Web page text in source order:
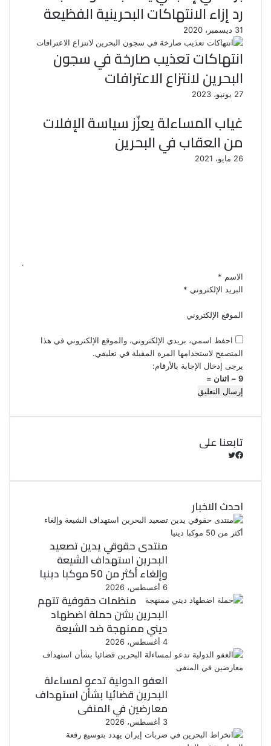
رد إزاء الانتهاكات البحرينية الفظيعة
31 ديسمبر، 2020
انتهاكات تعذيب صارخة في سجون
البحرين لانتزاع الاعترافات
27 يونيو، 2023
غياب المساءلة يعزّز سياسة الإفلات
من العقاب في البحرين
26 مايو، 2021
الاسم *
البريد الإلكتروني *
الموقع الإلكتروني
احفظ اسمي، بريدي الإلكتروني، والموقع الإلكتروني في هذا
المتصفح لاستخدامها المرة المقبلة في تعليقي.
يرجى إدخال الإجابة بالأرقام:
9 − اثنان =
تابعنا على
ف
س
و
ك
ي
ر
احدث الاخبار
منتدى حقوقي يدين تصعيد
البحرين استهداف الشيعة
وإلغاء أكثر من 50 موكبا دينيا
6 أغسطس، 2026
منظمات حقوقية تتهم
البحرين بشن حملة اضطهاد
ديني ممنهجة ضد الشيعة
4 أغسطس، 2026
العفو الدولية تدعو لمساءلة
البحرين قضائيا بشأن استهداف
معارضين في المنفى
3 أغسطس، 2026